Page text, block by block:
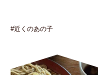
#近くのあの子